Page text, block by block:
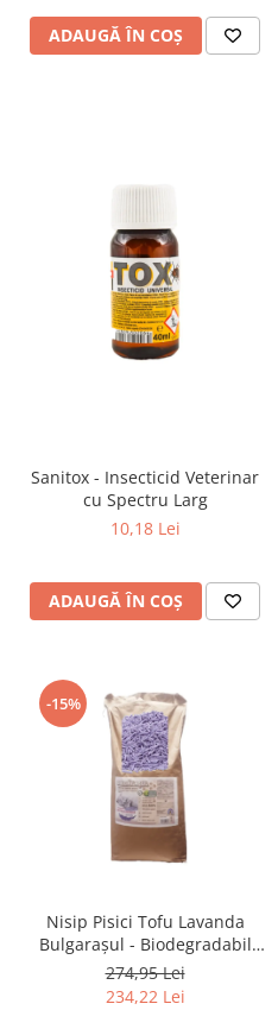
ADAUGĂ ÎN COȘ
Sanitox - Insecticid Veterinar
cu Spectru Larg
10,18 Lei
ADAUGĂ ÎN COȘ
-15%
Nisip Pisici Tofu Lavanda
Bulgarașul - Biodegradabil
48L
274,95 Lei
234,22 Lei